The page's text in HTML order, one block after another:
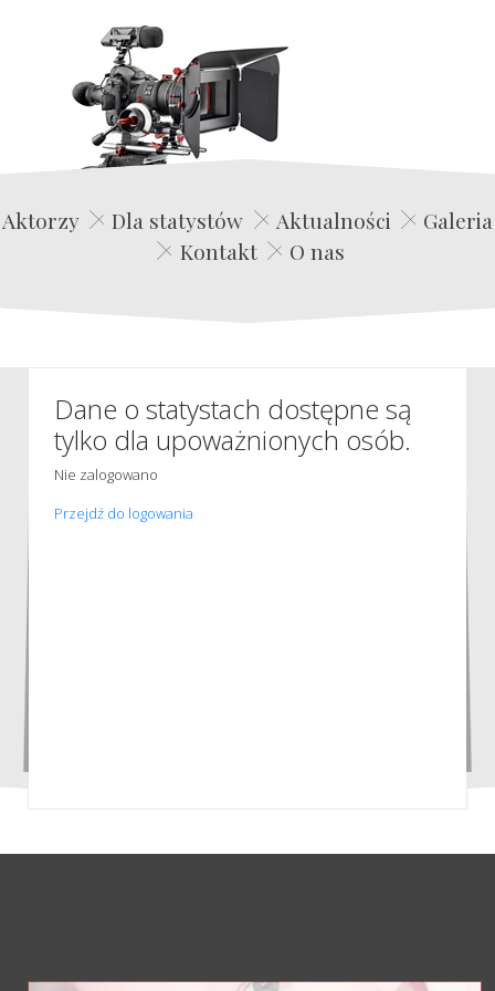
Edwin Film Agencja Aktorska
Aktorzy Dla statystów Aktualności
Galeria
Kontakt
O nas
Dane o statystach dostępne są
tylko dla upoważnionych osób.
Nie zalogowano
Przejdź do logowania